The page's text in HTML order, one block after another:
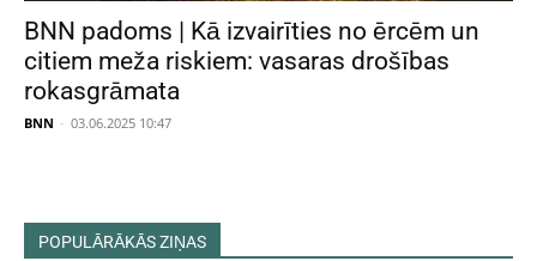
BNN padoms | Kā izvairīties no ērcēm un
citiem meža riskiem: vasaras drošības
rokasgrāmata
BNN - 03.06.2025 10:47
POPULĀRĀKĀS ZIŅAS